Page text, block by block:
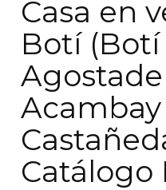
Casa en
Botí (Botí
Catálogo